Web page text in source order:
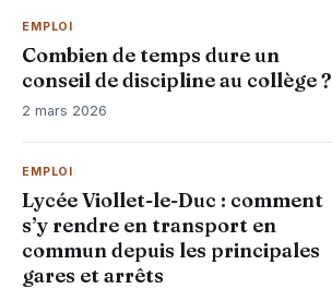
EMPLOI
Combien de temps dure un
conseil de discipline au collège ?
2 mars 2026
EMPLOI
Lycée Viollet-le-Duc : comment
s’y rendre en transport en
commun depuis les principales
gares et arrêts